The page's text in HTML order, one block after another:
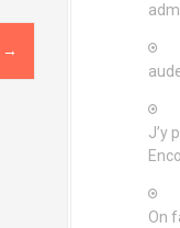
→
J’y
On